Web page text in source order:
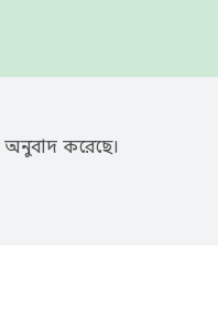
অনুবাদ করেছে।